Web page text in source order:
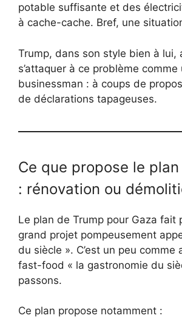
potable suffisante et des
à cache-cache. Bref, une
Trump, dans son style bien à lui,
s’attaquer à ce problème comme
businessman : à coups de
de déclarations tapageuses.
Ce que propose le
: rénovation ou
Le plan de Trump pour Gaza fait
grand projet pompeusement
du siècle ». C’est un peu comme
fast-food « la gastronomie du
passons.
Ce plan propose notamment :